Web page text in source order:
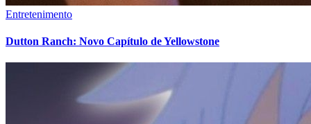
Entretenimento
Dutton Ranch: Novo Capítulo de Yellowstone